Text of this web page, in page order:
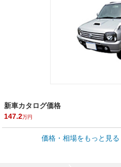
新車カタログ価格
147.2万円
車買取価格 *価格・相場をもっと見る